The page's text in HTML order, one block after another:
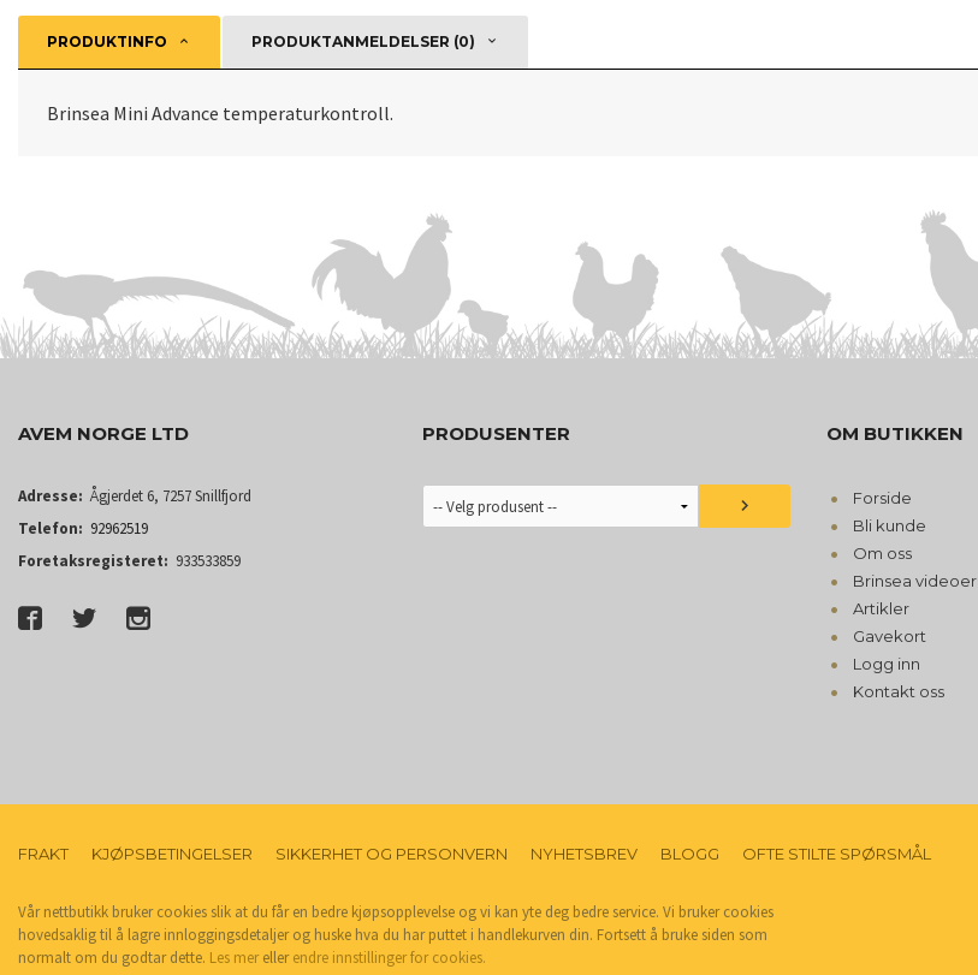
PRODUKTINFO PRODUKTANMELDELSER (0)
Brinsea Mini Advance temperaturkontroll.
AVEM NORGE LTD
Adresse: Ågjerdet 6, 7257 Snillfjord
Telefon: 92962519
Foretaksregisteret: 933533859
PRODUSENTER OM BUTIKKEN
Forside
Bli kunde
Om oss
Brinsea videoer
Artikler
Gavekort
Logg inn
Kontakt oss
FRAKT KJØPSBETINGELSER SIKKERHET OG PERSONVERN NYHETSBREV BLOGG OFTE STILTE SPØRSMÅL
Vår nettbutikk bruker cookies slik at du får en bedre kjøpsopplevelse og vi kan yte deg bedre service. Vi bruker cookies
hovedsaklig til å lagre innloggingsdetaljer og huske hva du har puttet i handlekurven din. Fortsett å bruke siden som
normalt om du godtar dette. Les merellerendre innstillinger for cookies.